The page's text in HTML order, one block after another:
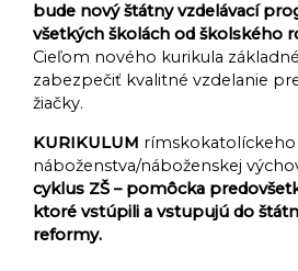
bude nový štátny vzdelávací
všetkých školách od školského
Cieľom nového kurikula
zabezpečiť kvalitné vzdelanie
žiačky.
KURIKULUM rímskokatolíckeho
náboženstva/náboženskej
cyklus ZŠ – pomôcka
ktoré vstúpili a vstupujú do
reformy.